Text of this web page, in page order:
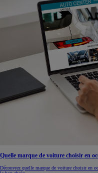
Quelle marque de voiture choisir en
Découvrez quelle marque de voiture choisir en